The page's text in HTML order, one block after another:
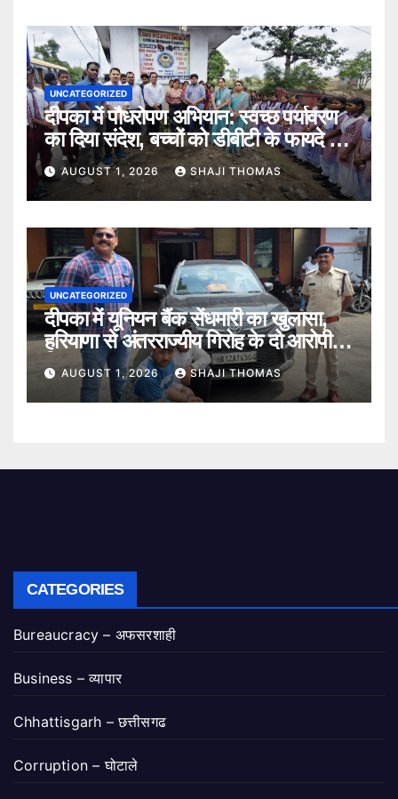
UNCATEGORIZED
दीपका में पौधरोपण अभियान: स्वच्छ पर्यावरण
का दिया संदेश, बच्चों को डीबीटी के फायदे भी
बताए।
AUGUST 1, 2026 SHAJI THOMAS
UNCATEGORIZED
दीपका में यूनियन बैंक सेंधमारी का खुलासा,
हरियाणा से अंतरराज्यीय गिरोह के दो आरोपी
गिरफ्तार।
AUGUST 1, 2026 SHAJI THOMAS
CATEGORIES
Bureaucracy – अफसरशाही
Business – व्यापार
Chhattisgarh – छत्तीसगढ
Corruption – घोटाले